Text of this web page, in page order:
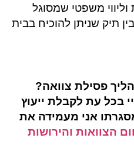
משפטי שמסוגל
תיק שניתן להוכיח בבית
פסילת צוואה?
בכל עת לקבלת ייעוץ
אני מעמידה את
הצוואות והירושות